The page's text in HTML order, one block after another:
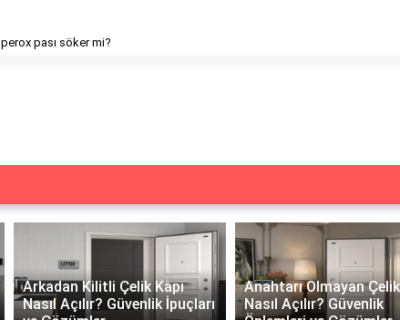
pası söker mi?
Arkadan Kilitli Çelik Kapı
Nasıl Açılır? Güvenlik İpuçları
Anahtarı Olmayan Çelik
Nasıl Açılır? Güvenlik